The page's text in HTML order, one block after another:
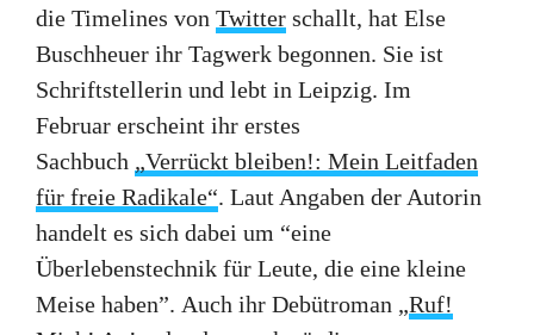
die Timelines von Twitter schallt, hat Else
Buschheuer ihr Tagwerk begonnen. Sie ist
Schriftstellerin und lebt in Leipzig. Im
Februar erscheint ihr erstes
Sachbuch „Verrückt bleiben!: Mein Leitfaden
für freie Radikale“. Laut Angaben der Autorin
handelt es sich dabei um “eine
Überlebenstechnik für Leute, die eine kleine
Meise haben”. Auch ihr Debütroman „Ruf!